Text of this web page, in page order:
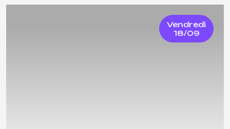
Vendredi
18/09